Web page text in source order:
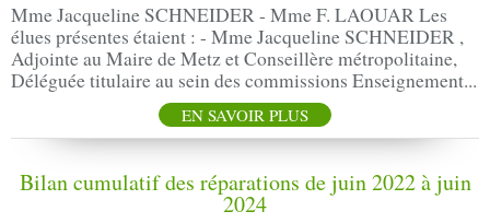
Mme Jacqueline SCHNEIDER - Mme F. LAOUAR Les
élues présentes étaient : - Mme Jacqueline SCHNEIDER ,
Adjointe au Maire de Metz et Conseillère métropolitaine,
Déléguée titulaire au sein des commissions Enseignement...
EN SAVOIR PLUS
Bilan cumulatif des réparations de juin 2022 à juin
2024